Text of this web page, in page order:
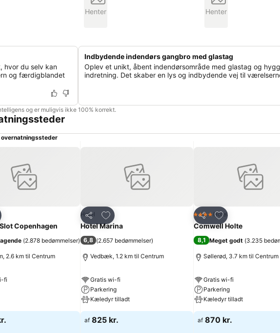
Henter Henter
hvor du selv kan
og færdigblandet
Indbydende indendørs gangbro med glastag
Oplev et unikt, åbent indendørsområde med glastag og
indretning. Det skaber en lys og indbydende vej til
og er muligvis ikke 100% korrekt.
overnatningssteder
favoritter
Copenhagen
(2.878 bedømmelser)
2.6 km til Centrum
fi
Del
Føj til favoritter
Hotel
Hotel Marina
6,8 (2.657 bedømmelser)
Vedbæk, 1.2 km til Centrum
Gratis wi-fi
Parkering
Kæledyr tilladt
af 825 kr.
Del
Føj til favoritter
4 StjernerHotel
Comwell Holte
8,1 Meget godt (3.235
Søllerød, 3.7 km til Centrum
Gratis wi-fi
Parkering
Kæledyr tilladt
af 870 kr.